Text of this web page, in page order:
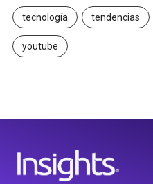
tecnología tendencias
youtube